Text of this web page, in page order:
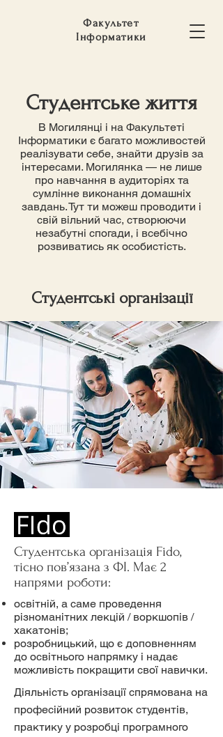
Факультет
Інформатики
Студентське життя
В Могилянці і на Факультеті
Інформатики є багато можливостей
реалізувати себе, знайти друзів за
інтересами. Могилянка — не лише
про навчання в аудиторіях та
сумлінне виконання домашніх
завдань. Тут ти можеш проводити і
свій вільний час, створюючи
незабутні спогади, і всебічно
розвиватись як особистість.
Студентські організації
Студентська організація Fido,
тісно пов’язана з ФІ. Має 2
напрями роботи:
освітній, а саме проведення
різноманітних лекцій / воркшопів /
хакатонів;
розробницький, що є доповненням
до освітнього напрямку і надає
можливість покращити свої навички.
Діяльність організації спрямована на
професійний розвиток студентів,
практику у розробці програмного